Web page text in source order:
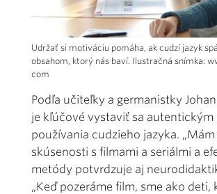
Udržať si motiváciu pomáha, ak cudzí jazyk
obsahom, ktorý nás baví. Ilustračná snímka:
com
Podľa učiteľky a germanistky
je kľúčové vystaviť sa autentickým
používania cudzieho jazyka.
skúsenosti s filmami a seriálmi a
metódy potvrdzuje aj
„Keď pozeráme film, sme ako deti,